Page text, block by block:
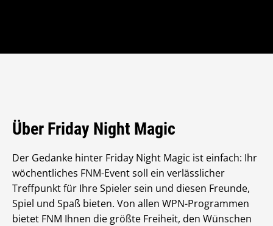
Über Friday Night Magic
Der Gedanke hinter Friday Night Magic ist einfach: Ihr
wöchentliches FNM-Event soll ein verlässlicher
Treffpunkt für Ihre Spieler sein und diesen Freunde,
Spiel und Spaß bieten. Von allen WPN-Programmen
bietet FNM Ihnen die größte Freiheit, den Wünschen